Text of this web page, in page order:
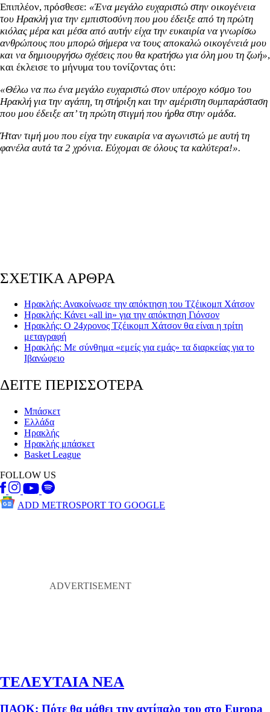
Επιπλέον, πρόσθεσε: «Ένα μεγάλο ευχαριστώ στην οικογένεια
του Ηρακλή για την εμπιστοσύνη που μου έδειξε από τη πρώτη
κιόλας μέρα και μέσα από αυτήν είχα την ευκαιρία να γνωρίσω
ανθρώπους που μπορώ σήμερα να τους αποκαλώ οικογένειά μου
και να δημιουργήσω σχέσεις που θα κρατήσω για όλη μου τη ζωή»,
και έκλεισε το μήνυμα του τονίζοντας ότι:
«Θέλω να πω ένα μεγάλο ευχαριστώ στον υπέροχο κόσμο του
Ηρακλή για την αγάπη, τη στήριξη και την αμέριστη συμπαράσταση
που μου έδειξε απ’ τη πρώτη στιγμή που ήρθα στην ομάδα.
Ήταν τιμή μου που είχα την ευκαιρία να αγωνιστώ με αυτή τη
φανέλα αυτά τα 2 χρόνια. Εύχομαι σε όλους τα καλύτερα!».
ΣΧΕΤΙΚΑ ΑΡΘΡΑ
Ηρακλής: Ανακοίνωσε την απόκτηση του Τζέικομπ Χάτσον
Ηρακλής: Κάνει «all in» για την απόκτηση Γιόνσον
Ηρακλής: Ο 24χρονος Τζέικομπ Χάτσον θα είναι η τρίτη
μεταγραφή
Ηρακλής: Με σύνθημα «εμείς για εμάς» τα διαρκείας για το
Ιβανώφειο
ΔΕΙΤΕ ΠΕΡΙΣΣΟΤΕΡΑ
Μπάσκετ
Ελλάδα
Ηρακλής
Ηρακλής μπάσκετ
Basket League
FOLLOW US
ADD METROSPORT TO GOOGLE
ΤΕΛΕΥΤΑΙΑ ΝΕΑ
ΠΑΟΚ: Πότε θα μάθει την αντίπαλο του στο Europa